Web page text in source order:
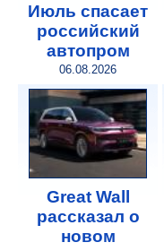
Июль спасает
российский
автопром
06.08.2026
Great Wall
рассказал о
новом